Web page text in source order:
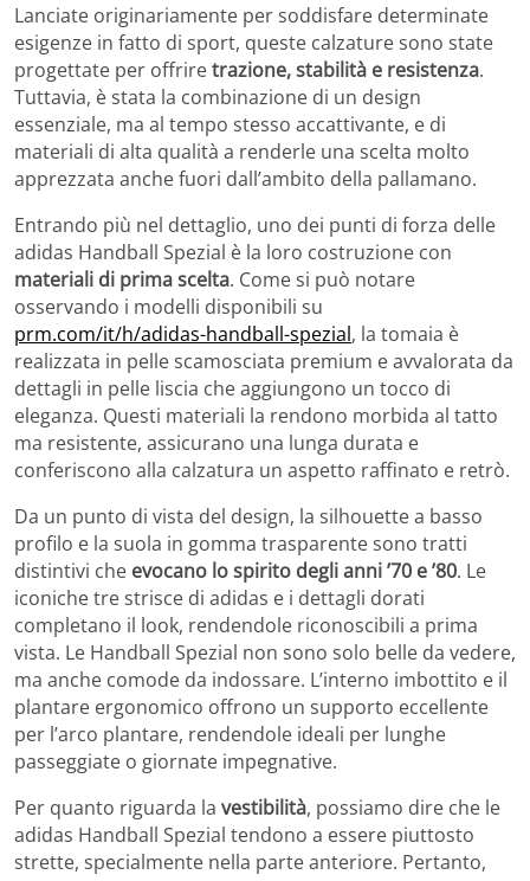
Lanciate originariamente per soddisfare determinate
esigenze in fatto di sport, queste calzature sono state
progettate per offriretrazione, stabilità e resistenza.
Tuttavia, è stata la combinazione di un design
essenziale, ma al tempo stesso accattivante, e di
materiali di alta qualità a renderle una scelta molto
apprezzata anche fuori dall’ambito della pallamano.
Entrando più nel dettaglio, uno dei punti di forza delle
adidas Handball Spezial è la loro costruzione con
materiali di prima scelta. Come si può notare
osservando i modelli disponibili su
prm.com/it/h/adidas-handball-spezial, la tomaia è
realizzata in pelle scamosciata premium e avvalorata da
dettagli in pelle liscia che aggiungono un tocco di
eleganza. Questi materiali la rendono morbida al tatto
ma resistente, assicurano una lunga durata e
conferiscono alla calzatura un aspetto raffinato e retrò.
Da un punto di vista del design, la silhouette a basso
profilo e la suola in gomma trasparente sono tratti
distintivi che evocano lo spirito degli anni ’70 e ’80. Le
iconiche tre strisce di adidas e i dettagli dorati
completano il look, rendendole riconoscibili a prima
vista. Le Handball Spezial non sono solo belle da vedere,
ma anche comode da indossare. L’interno imbottito e il
plantare ergonomico offrono un supporto eccellente
per l’arco plantare, rendendole ideali per lunghe
passeggiate o giornate impegnative.
Per quanto riguarda la vestibilità, possiamo dire che le
adidas Handball Spezial tendono a essere piuttosto
strette, specialmente nella parte anteriore. Pertanto,